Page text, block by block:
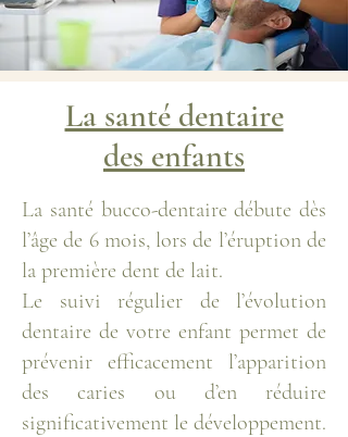
La santé dentaire
des enfants
La santé bucco-dentaire débute dès
l’âge de 6 mois, lors de l’éruption de
la première dent de lait.
Le suivi régulier de l’évolution
dentaire de votre enfant permet de
prévenir efficacement l’apparition
des caries ou d’en réduire
significativement le développement.